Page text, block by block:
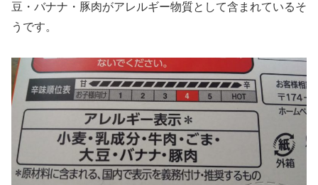
豆・バナナ・豚肉がアレルギー物質として含まれているそ
うです。